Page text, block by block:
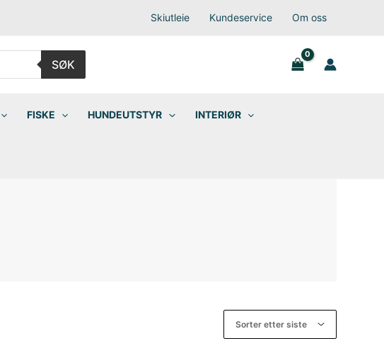
Skiutleie Kundeservice Om oss
SØK
FISKE HUNDEUTSTYR INTERIØR